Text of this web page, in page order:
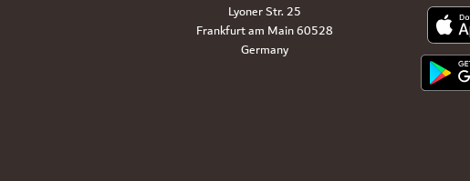
Lyoner Str. 25
60528 Frankfurt am Main
Germany